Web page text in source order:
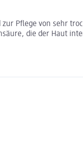
Pflege von sehr
die der Haut